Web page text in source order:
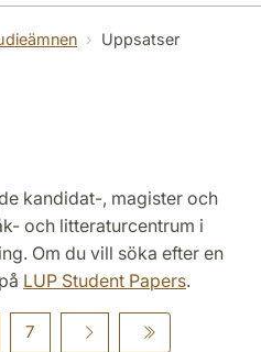
Uppsatser
kandidat-, magister och
och litteraturcentrum i
Om du vill söka efter en
LUP Student Papers.
7